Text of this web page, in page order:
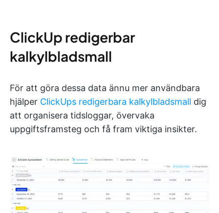
ClickUp redigerbar
kalkylbladsmall
För att göra dessa data ännu mer användbara
hjälper ClickUps redigerbara kalkylbladsmall dig
att organisera tidsloggar, övervaka
uppgiftsframsteg och få fram viktiga insikter.